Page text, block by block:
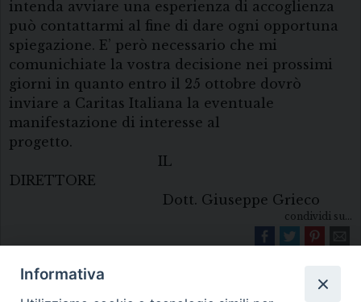
intenda avviare una esperienza di accoglienza
può contattarmi al fine di dare ogni opportuna
spiegazione. E’ però necessario che mi
comunichiate la vostra decisione nei prossimi
giorni in quanto entro il 25 ottobre dovrò
inviare a Caritas Italiana la eventuale
manifestazione di interesse al
progetto.
IL
DIRETTORE
Dott. Giuseppe Grieco
condividi su...
Informativa